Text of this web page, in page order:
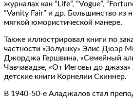
журналах как “Life”, “Vogue”,
“Vanity Fair” и др. Большинство из
мягкой юмористической манере.
Также иллюстрировал книги по
частности «Золушку» Элис Дюэр
Джорджа Гершвина, «Семейный
Чавчавадзе, «От Иеговы до
детские книги Корнелии Скиннер.
В 1940-50-е Аладжалов стал